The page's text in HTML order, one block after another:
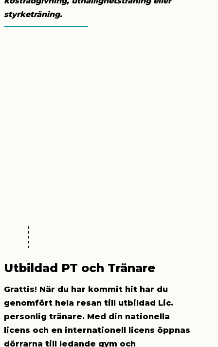
styrketräning.
Utbildad PT och Tränare
Grattis! När du har kommit hit har du
genomfört hela resan till utbildad Lic.
personlig tränare. Med din nationella
licens och en internationell licens öppnas
dörrarna till ledande gym och